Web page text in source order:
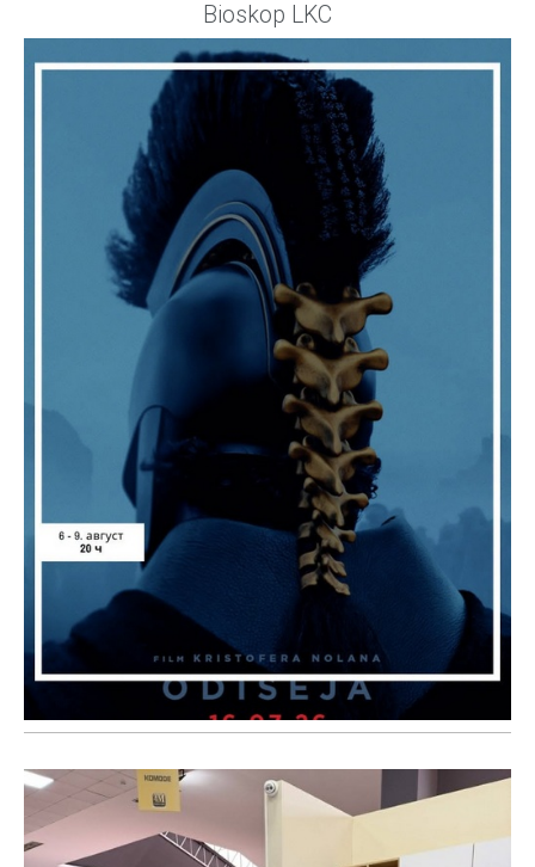
Bioskop LKC